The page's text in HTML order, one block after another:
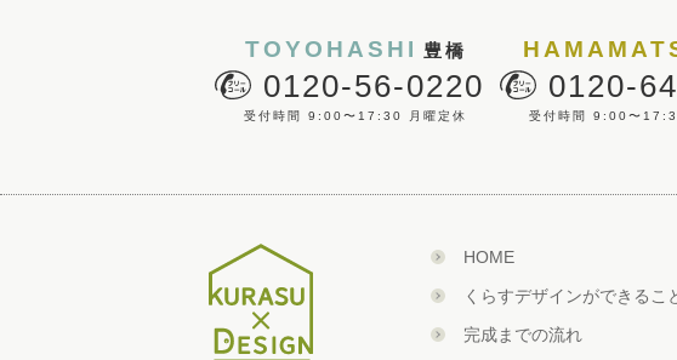
TOYOHASHI 豊橋
0120-56-0220
受付時間 9:00〜17:30 月曜定休
0120-
受付時間 9:00〜
HOME
くらすデザインができるこ
完成までの流れ